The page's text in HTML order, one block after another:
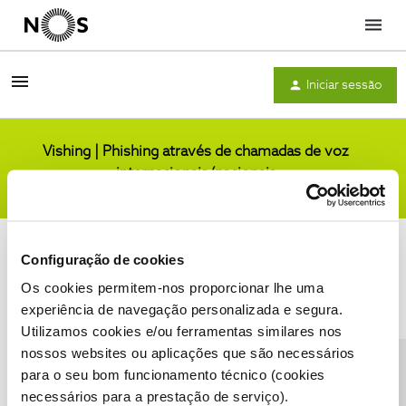
Configuração de cookies
Os cookies permitem-nos proporcionar lhe uma
experiência de navegação personalizada e segura.
Utilizamos cookies e/ou ferramentas similares nos
nossos websites ou aplicações que são necessários
para o seu bom funcionamento técnico (cookies
necessários para a prestação de serviço).
Menu
Iniciar sessão
Vishing | Phishing através de chamadas de voz
internacionais/nacionais
Condições do Fórum NOS Accessibility statement